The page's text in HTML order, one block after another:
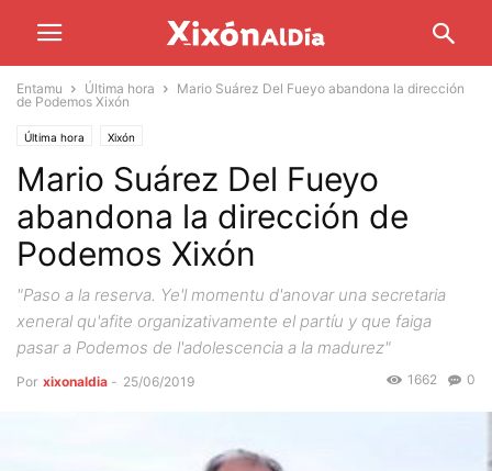
Entamu Última hora
Mario Suárez Del Fueyo abandona la dirección
de Podemos Xixón
Última hora Xixón
Mario Suárez Del Fueyo
abandona la dirección de
Podemos Xixón
"Paso a la reserva. Ye'l momentu d'anovar una secretaria
xeneral qu'afite organizativamente el partíu y que faiga
pasar a Podemos de l'adolescencia a la madurez"
Por xixonaldia - 25/06/2019 0
1662